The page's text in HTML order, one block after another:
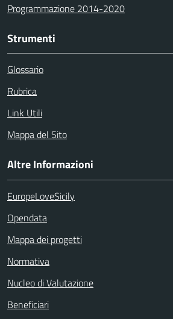
Programmazione 2014-2020
Strumenti
Glossario
Rubrica
Link Utili
Mappa del Sito
Altre Informazioni
EuropeLoveSicily
Opendata
Mappa dei progetti
Normativa
Nucleo di Valutazione
Beneficiari